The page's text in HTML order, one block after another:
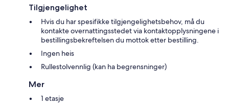
Tilgjengelighet
Hvis du har spesifikke tilgjengelighetsbehov, må du
kontakte overnattingsstedet via kontaktopplysningene i
bestillingsbekreftelsen du mottok etter bestilling.
Ingen heis
Rullestolvennlig (kan ha begrensninger)
Mer
1 etasje